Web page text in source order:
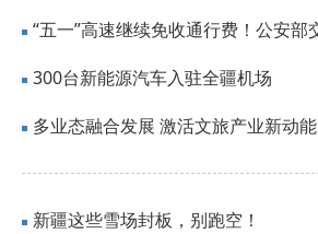
300台新能源汽车入驻全疆机场
多业态融合发展 激活文旅产业新动能
新疆这些雪场封板，别跑空！